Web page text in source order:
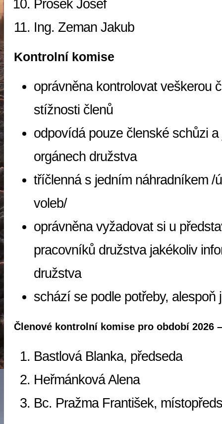
Prošek Josef
Ing. Zeman Jakub
Kontrolní komise
oprávněna kontrolovat veškerou
stížnosti členů
odpovídá pouze členské schůzi
orgánech družstva
tříčlenná s jedním náhradníkem /
voleb/
oprávněna vyžadovat si u
pracovníků družstva jakékoliv
družstva
schází se podle potřeby, alespoň
Členové kontrolní komise pro období 2026
Bastlová Blanka, předseda
Heřmánková Alena
Bc. Pražma František,